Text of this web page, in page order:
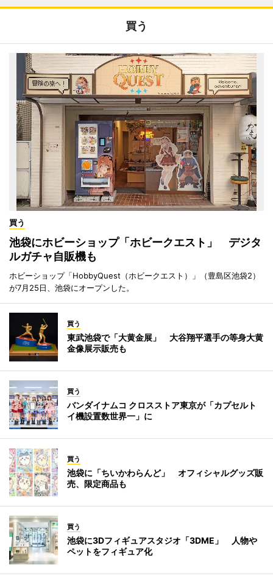
買う
買う
池袋にホビーショップ「ホビークエスト」 デジタ
ルガチャ自販機も
ホビーショップ「HobbyQuest（ホビークエスト）」（豊島区池袋2）
が7月25日、池袋にオープンした。
買う
東武池袋で「大黄金展」 大谷翔平選手の等身大黄
金像展示販売も
買う
バンダイナムコ クロスストア東京が「カプセルト
イ機設置数世界一」に
買う
池袋に「ちいかわらんど」 オフィシャルグッズ販
売、限定商品も
買う
池袋に3Dフィギュアスタジオ「3DME」 人物や
ペットをフィギュア化